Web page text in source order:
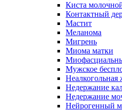
Киста
Контактный
Мастит
Меланома
Мигрень
Миома матки
Мужское
Неалкогольная
Недержание
Недержание
Нейрогенный